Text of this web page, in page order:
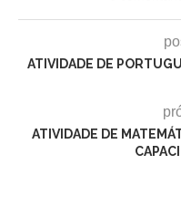
ATIVIDADE DE
ATIVIDADE DE